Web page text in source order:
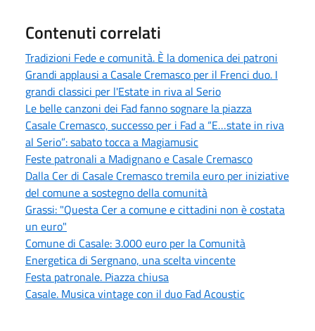
Contenuti correlati
Tradizioni Fede e comunità. È la domenica dei patroni
Grandi applausi a Casale Cremasco per il Frenci duo. I
grandi classici per l'Estate in riva al Serio
Le belle canzoni dei Fad fanno sognare la piazza
Casale Cremasco, successo per i Fad a “E…state in riva
al Serio”: sabato tocca a Magiamusic
Feste patronali a Madignano e Casale Cremasco
Dalla Cer di Casale Cremasco tremila euro per iniziative
del comune a sostegno della comunità
Grassi: "Questa Cer a comune e cittadini non è costata
un euro"
Comune di Casale: 3.000 euro per la Comunità
Energetica di Sergnano, una scelta vincente
Festa patronale. Piazza chiusa
Casale. Musica vintage con il duo Fad Acoustic